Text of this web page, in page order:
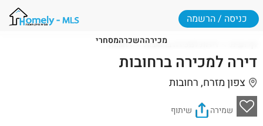
מכירההשכרהמסחרי
כניסה / הרשמה
דירות למכירה ברחובות רחובות
דירה למכירה ברחובות
צפון מזרח, רחובות
שמירה שיתוף